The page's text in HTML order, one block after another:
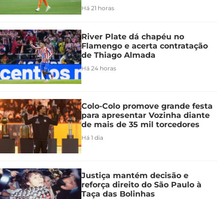
Há 21 horas
River Plate dá chapéu no
Flamengo e acerta contratação
de Thiago Almada
Há 24 horas
Colo-Colo promove grande festa
para apresentar Vozinha diante
de mais de 35 mil torcedores
Há 1 dia
Justiça mantém decisão e
reforça direito do São Paulo à
Taça das Bolinhas